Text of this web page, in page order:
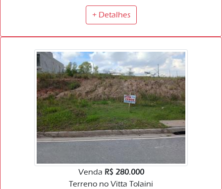
+ Detalhes
Venda R$ 280.000
Terreno no Vitta Tolaini